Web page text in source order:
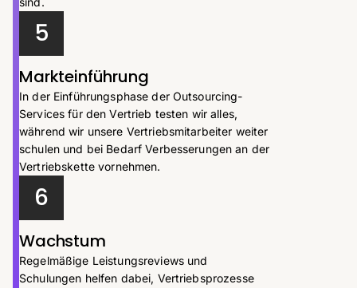
5
Markteinführung
In der Einführungsphase der Outsourcing-
Services für den Vertrieb testen wir alles,
während wir unsere Vertriebsmitarbeiter weiter
schulen und bei Bedarf Verbesserungen an der
Vertriebskette vornehmen.
6
Wachstum
Regelmäßige Leistungsreviews und
Schulungen helfen dabei, Vertriebsprozesse